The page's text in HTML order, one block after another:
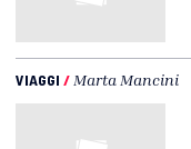
VIAGGI / Marta Mancini